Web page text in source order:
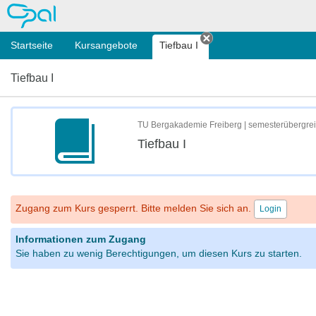
OPAL
Startseite Kursangebote Tiefbau I
Tab schließen
Tiefbau I
TU Bergakademie Freiberg |
Tiefbau I
Zugang zum Kurs gesperrt. Bitte melden Sie sich an. Login
Informationen zum Zugang
Sie haben zu wenig Berechtigungen, um diesen Kurs zu starten.